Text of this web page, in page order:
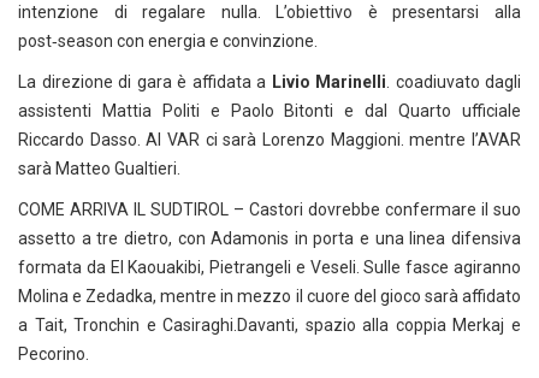
intenzione di regalare nulla. L’obiettivo è presentarsi alla
post‑season con energia e convinzione.
La direzione di gara è affidata a Livio Marinelli . coadiuvato dagli
assistenti Mattia Politi e Paolo Bitonti e dal Quarto ufficiale
Riccardo Dasso. Al VAR ci sarà Lorenzo Maggioni. mentre l’AVAR
sarà Matteo Gualtieri.
COME ARRIVA IL SUDTIROL – Castori dovrebbe confermare il suo
assetto a tre dietro, con Adamonis in porta e una linea difensiva
formata da El Kaouakibi, Pietrangeli e Veseli. Sulle fasce agiranno
Molina e Zedadka, mentre in mezzo il cuore del gioco sarà affidato
a Tait, Tronchin e Casiraghi.Davanti, spazio alla coppia Merkaj e
Pecorino.